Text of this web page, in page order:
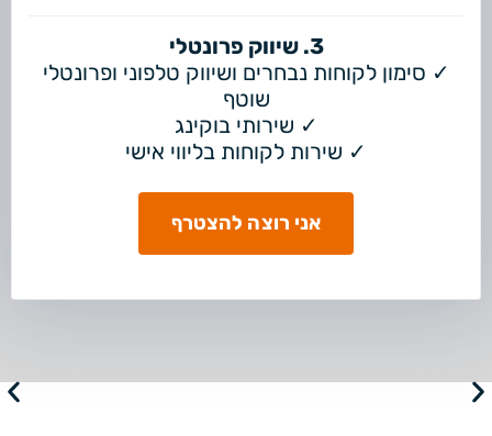
3. שיווק פרונטלי
✓ סימון לקוחות נבחרים ושיווק טלפוני ופרונטלי
שוטף
✓ שירותי בוקינג
✓ שירות לקוחות בליווי אישי
אני רוצה להצטרף